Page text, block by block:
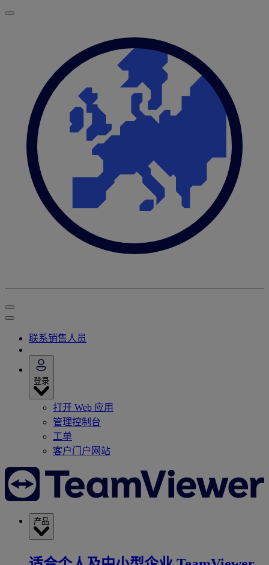
联系销售人员
登录
打开 Web 应用
管理控制台
工单
客户门户网站
产品